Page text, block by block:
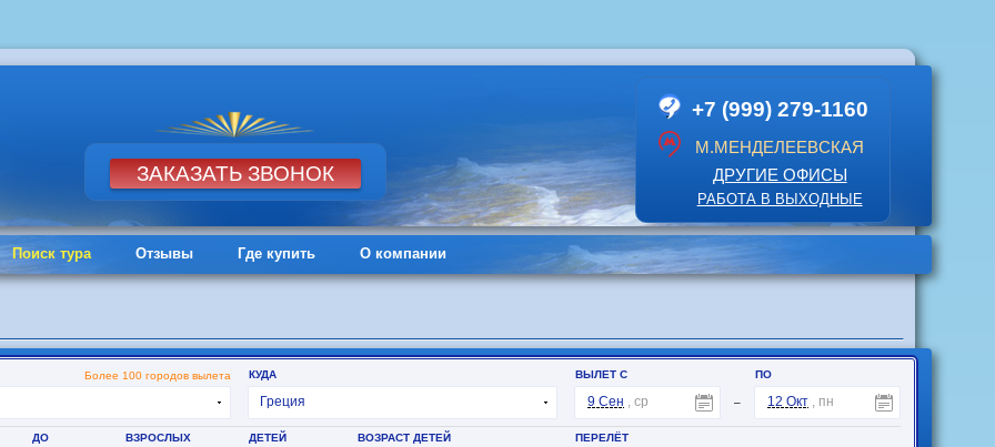
+7 (999) 279-1160
М.МЕНДЕЛЕЕВСКАЯ
ДРУГИЕ ОФИСЫ
РАБОТА В ВЫХОДНЫЕ
Поиск тура Отзывы Где купить О компании